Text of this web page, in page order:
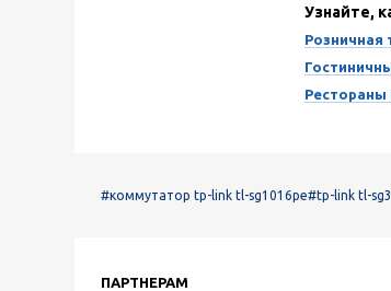
Узнайте,
Розничная
Рестораны
#коммутатор tp-link tl-sg1016pe#tp-link tl-
ПАРТНЕРАМ